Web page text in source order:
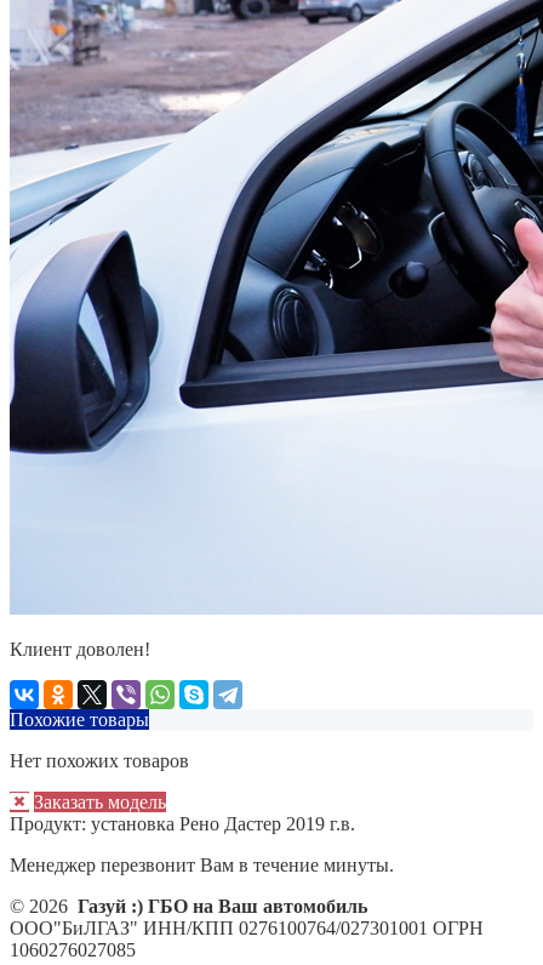
Клиент доволен!
Похожие товары
Нет похожих товаров
Заказать модель
Продукт: установка Рено Дастер 2019 г.в.
Менеджер перезвонит Вам в течение минуты.
© 2026 Газуй :) ГБО на Ваш автомобиль
ООО"БиЛГАЗ" ИНН/КПП 0276100764/027301001 ОГРН
1060276027085